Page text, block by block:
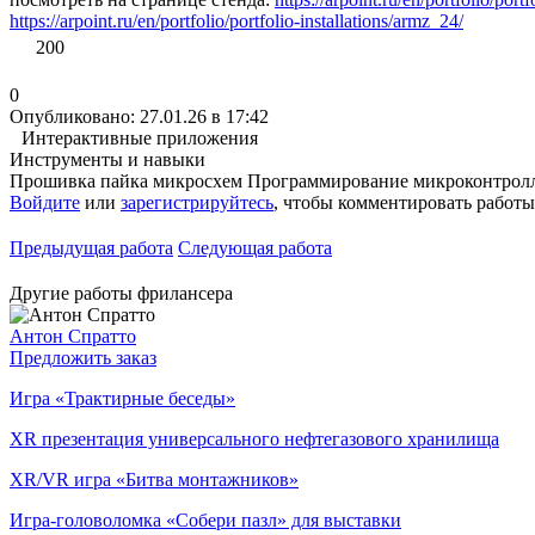
https://arpoint.ru/en/portfolio/portfolio-installations/armz_24/
200
0
Опубликовано: 27.01.26 в 17:42
Интерактивные приложения
Инструменты и навыки
Прошивка пайка микросхем Программирование
Войдите или зарегистрируйтесь, чтобы комментировать
Предыдущая работа Следующая работа
Другие работы фрилансера
Антон Спратто
Предложить заказ
Игра «Трактирные беседы»
XR презентация универсального нефтегазового хранилища
XR/VR игра «Битва монтажников»
Игра-головоломка «Собери пазл» для выставки